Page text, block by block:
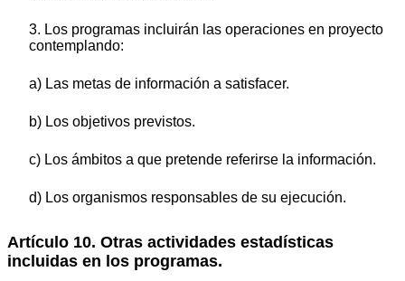
3. Los programas incluirán las operaciones en proyecto
contemplando:
a) Las metas de información a satisfacer.
b) Los objetivos previstos.
c) Los ámbitos a que pretende referirse la información.
d) Los organismos responsables de su ejecución.
Artículo 10. Otras actividades estadísticas
incluidas en los programas.